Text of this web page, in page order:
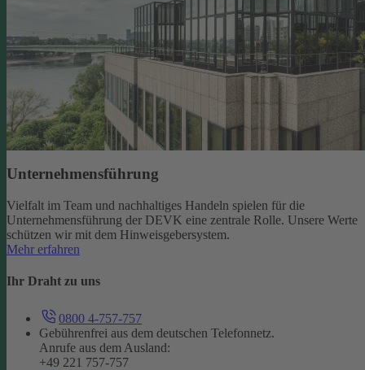
Unternehmensführung
Vielfalt im Team und nachhaltiges Handeln spielen für die
Unternehmensführung der DEVK eine zentrale Rolle. Unsere Werte
schützen wir mit dem Hinweisgebersystem.
Mehr erfahren
Ihr Draht zu uns
0800 4-757-757
Gebührenfrei aus dem deutschen Telefonnetz.
Anrufe aus dem Ausland:
+49 221 757-757